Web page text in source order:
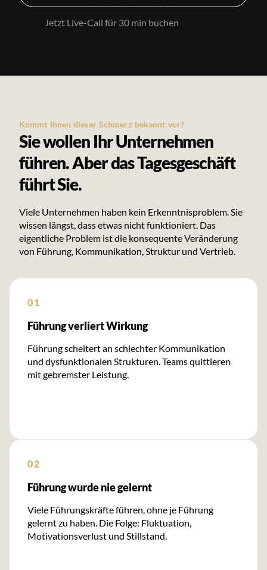
Jetzt Live-Call für 30 min buchen
Kommt Ihnen dieser Schmerz bekannt vor?
Sie wollen Ihr Unternehmen
führen. Aber das Tagesgeschäft
führt Sie.
Viele Unternehmen haben kein Erkenntnisproblem. Sie
wissen längst, dass etwas nicht funktioniert. Das
eigentliche Problem ist die konsequente Veränderung
von Führung, Kommunikation, Struktur und Vertrieb.
01
Führung verliert Wirkung
Führung scheitert an schlechter Kommunikation
und dysfunktionalen Strukturen. Teams quittieren
mit gebremster Leistung.
02
Führung wurde nie gelernt
Viele Führungskräfte führen, ohne je Führung
gelernt zu haben. Die Folge: Fluktuation,
Motivationsverlust und Stillstand.